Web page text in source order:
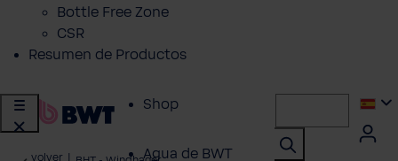
Bottle Free Zone
CSR
Resumen de Productos
Shop
Agua de BWT
volver